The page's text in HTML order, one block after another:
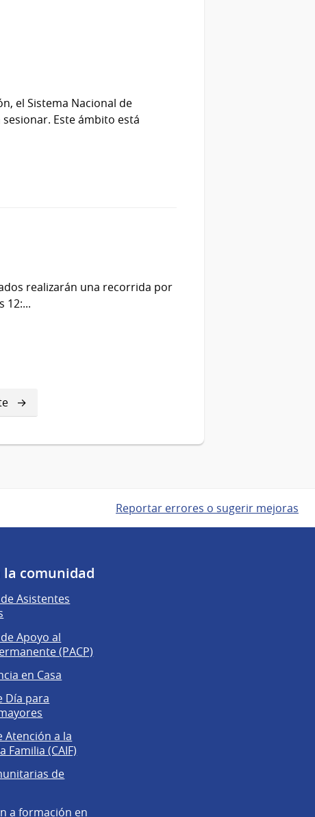
el Sistema Nacional de
Este ámbito está
realizarán una recorrida por
12:...
Reportar errores o sugerir mejoras
la comunidad
Asistentes
Apoyo al
(PACP)
en Casa
Día para
Atención a la
Familia (CAIF)
de
a formación en